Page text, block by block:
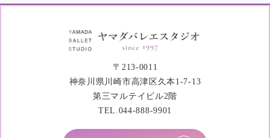
〒213-0011
神奈川県川崎市高津区久本1-7-13
第三マルテイビル2階
TEL.044-888-9901